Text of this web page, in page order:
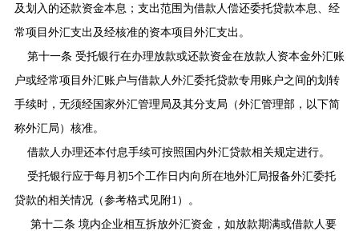
及划入的还款资金本息；支出范围为借款人偿还委托贷款本息、经
常项目外汇支出及经核准的资本项目外汇支出。
第十一条 受托银行在办理放款或还款资金在放款人资本金外汇账
户或经常项目外汇账户与借款人外汇委托贷款专用账户之间的划转
手续时，无须经国家外汇管理局及其分支局（外汇管理部，以下简
称外汇局）核准。
借款人办理还本付息手续可按照国内外汇贷款相关规定进行。
受托银行应于每月初5个工作日内向所在地外汇局报备外汇委托
贷款的相关情况（参考格式见附1 ）。
第十二条 境内企业相互拆放外汇资金，如放款期满或借款人要